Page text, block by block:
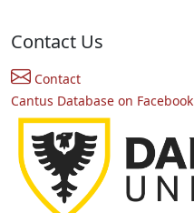
Contact Us
Contact
Cantus Database on Facebook